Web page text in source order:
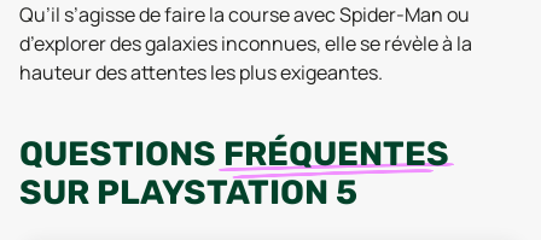
Qu’il s’agisse de faire la course avec Spider-Man ou
d’explorer des galaxies inconnues, elle se révèle à la
hauteur des attentes les plus exigeantes.
QUESTIONS FRÉQUENTES
SUR PLAYSTATION 5